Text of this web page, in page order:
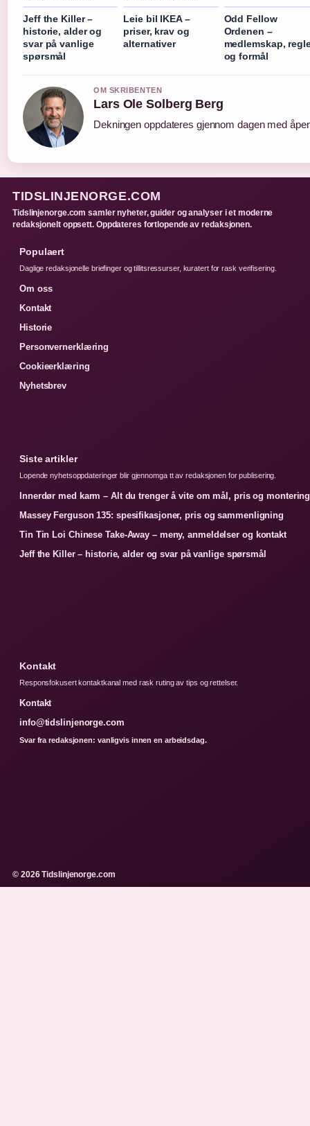
Jeff the Killer –
historie, alder og
svar på vanlige
spørsmål
Leie bil IKEA –
priser, krav og
alternativer
Odd Fellow
Ordenen –
medlemskap,
og formål
OM SKRIBENTEN
Lars Ole Solberg Berg
Dekningen oppdateres gjennom dagen med
TIDSLINJENORGE.COM
Tidslinjenorge.com samler nyheter, guider og analyser i et moderne
redaksjonelt oppsett. Oppdateres fortlopende av redaksjonen.
Populaert
Daglige redaksjonelle briefinger og tillitsressurser, kuratert for rask verifisering.
Om oss
Kontakt
Historie
Personvernerklæring
Cookieerklæring
Nyhetsbrev
Siste artikler
Lopende nyhetsoppdateringer blir gjennomga tt av redaksjonen for publisering.
Innerdør med karm – Alt du trenger å vite om mål, pris og montering
Massey Ferguson 135: spesifikasjoner, pris og sammenligning
Tin Tin Loi Chinese Take-Away – meny, anmeldelser og kontakt
Jeff the Killer – historie, alder og svar på vanlige spørsmål
Kontakt
Responsfokusert kontaktkanal med rask ruting av tips og rettelser.
Kontakt
info@tidslinjenorge.com
Svar fra redaksjonen: vanligvis innen en arbeidsdag.
© 2026 Tidslinjenorge.com